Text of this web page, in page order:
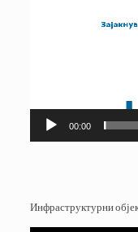
00:00
Инфраструктурни